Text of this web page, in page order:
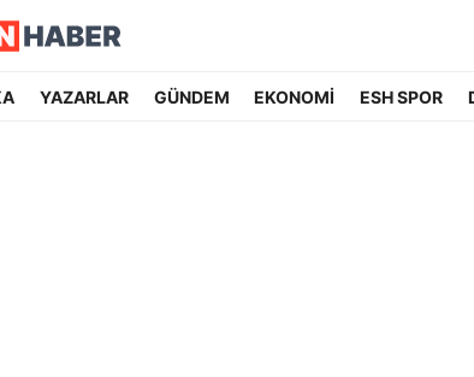
YAZARLAR GÜNDEM EKONOMİ ESH SPOR